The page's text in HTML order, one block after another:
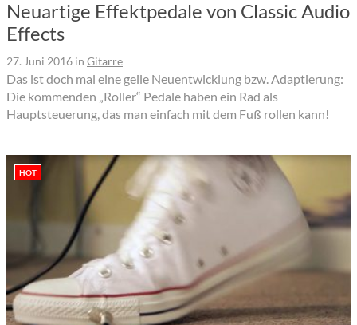
Neuartige Effektpedale von Classic Audio
Effects
27. Juni 2016 in Gitarre
Das ist doch mal eine geile Neuentwicklung bzw. Adaptierung:
Die kommenden „Roller“ Pedale haben ein Rad als
Hauptsteuerung, das man einfach mit dem Fuß rollen kann!
HOT